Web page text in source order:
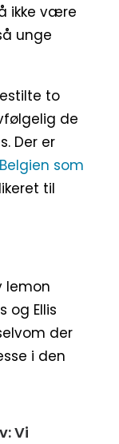
ikke være
unge
to
de
Der er
Belgien som
til
lemon
og Ellis
der
i den
Vi